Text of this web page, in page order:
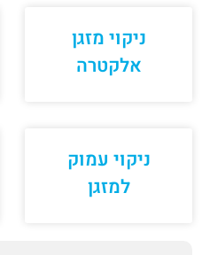
ניקוי מזגן
אלקטרה
ניקוי עמוק
למזגן